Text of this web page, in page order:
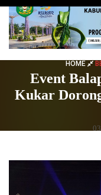
navigation
HOME
Event
Kukar